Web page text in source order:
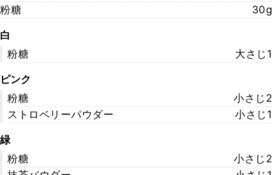
粉糖
30g
白
粉糖
大さじ1
ピンク
粉糖
小さじ2
ストロベリーパウダー
小さじ1
緑
粉糖
小さじ2